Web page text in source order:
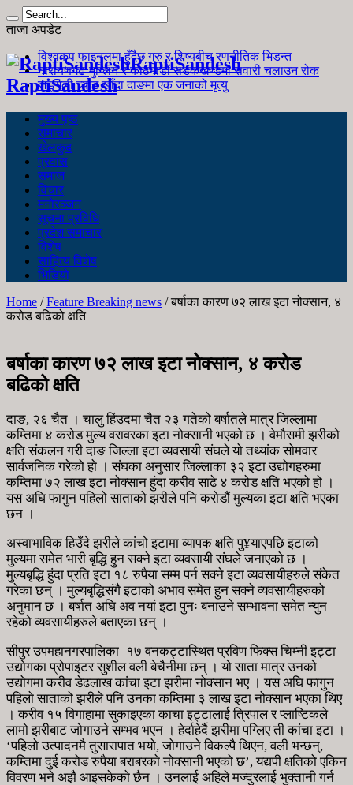
ताजा अपडेट
विश्वकप फाइनलमा हुँदैछ गुरु र शिष्यबीच रणनीतिक भिडन्त
नारायणगढ-मुग्लिन र काठमाडौं सडकखण्डमा सवारी चलाउन रोक
जङ्गली च्याउ खाँदा दाङमा एक जनाको मृत्यु
RaptiSandesh
RaptiSandesh
मुख्य पृष्ठ
समाचार
खेलकुद
प्रवास
समाज
विचार
मनोरञ्जन
सूचना प्रविधि
प्रदेश समाचार
विशेष
साहित्य विशेष
भिडियो
Home /Feature Breaking news /बर्षाका कारण ७२ लाख इटा नोक्सान, ४
करोड बढिको क्षति
बर्षाका कारण ७२ लाख इटा नोक्सान, ४ करोड
बढिको क्षति
दाङ, २६ चैत । चालु हिंउदमा चैत २३ गतेको बर्षातले मात्र जिल्लामा
कम्तिमा ४ करोड मुल्य वरावरका इटा नोक्सानी भएको छ । वेमौसमी झरीको
क्षति संकलन गरी दाङ जिल्ला इटा व्यवसायी संघले यो तथ्यांक सोमवार
सार्वजनिक गरेको हो । संघका अनुसार जिल्लाका ३२ इटा उद्योगहरुमा
कम्तिमा ७२ लाख इटा नोक्सान हुंदा करीव साढे ४ करोड क्षति भएको हो ।
यस अघि फागुन पहिलो साताको झरीले पनि करोडौं मुल्यका इटा क्षति भएका
छन ।
अस्वाभाविक हिउँदे झरीले कांचो इटामा व्यापक क्षति पु¥याएपछि इटाको
मुल्यमा समेत भारी बृद्धि हुन सक्ने इटा व्यवसायी संघले जनाएको छ ।
मुल्यबृद्धि हुंदा प्रति इटा १८ रुपैया सम्म पर्न सक्ने इटा व्यवसायीहरुले संकेत
गरेका छन् । मुल्यबृद्धिसंगै इटाको अभाव समेत हुन सक्ने व्यवसायीहरुको
अनुमान छ । बर्षात अघि अव नयां इटा पुनः बनाउने सम्भावना समेत न्युन
रहेको व्यवसायीहरुले बताएका छन् ।
सीपुर उपमहानगरपालिका–१७ वनकट्टास्थित प्रविण फिक्स चिम्नी इट्टा
उद्योगका प्रोपाइटर सुशील वली बेचैनीमा छन् । यो साता मात्र उनको
उद्योगमा करीव डेढलाख कांचा इटा झरीमा नोक्सान भए । यस अघि फागुन
पहिलो साताको झरीले पनि उनका कम्तिमा ३ लाख इटा नोक्सान भएका थिए
। करीव १५ विगाहामा सुकाइएका काचा इट्टालाई त्रिपाल र प्लाष्टिकले
लामो झरीबाट जोगाउने सम्भव भएन । हेर्दाहेर्दै झरीमा पग्लिए ती कांचा इटा ।
‘पहिलो उत्पादनमै तुसारापात भयो, जोगाउने विकल्पै थिएन, वली भन्छन्,
कम्तिमा दुई करोड रुपैया बराबरको नोक्सानी भएको छ’, यद्यपी क्षतिको एकिन
विवरण भने अझै आइसकेको छैन । उनलाई अहिले मज्दुरलाई भुक्तानी गर्न